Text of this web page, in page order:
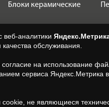
Блоки керамические
аналитики
обслуживания.
согласие на использование
сервиса Яндекс.Метрика в
не являющиеся